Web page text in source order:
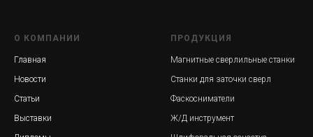
О КОМПАНИИ
Главная
Новости
Статьи
Выставки
ПРОДУКЦИЯ
Магнитные сверлильные станки
Станки для заточки сверл
Фаскосниматели
Ж/Д инструмент